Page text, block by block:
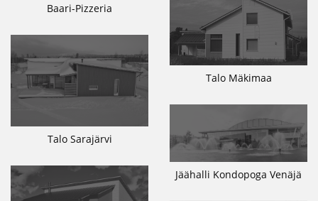
Baari-Pizzeria
Talo Mäkimaa
Talo Sarajärvi
Jäähalli Kondopoga Venäjä